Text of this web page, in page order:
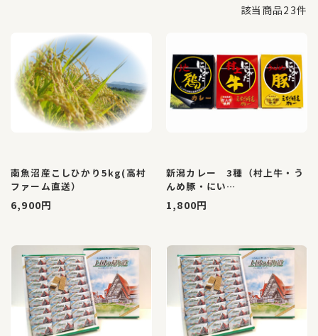
該当商品23件
南魚沼産こしひかり5kg(高村
ファーム直送）
6,900円
新潟カレー 3種（村上牛・う
んめ豚・にい…
1,800円